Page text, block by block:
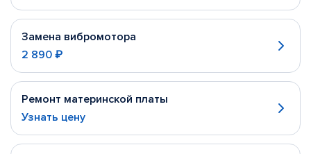
Замена вибромотора
2 890 ₽
Ремонт материнской платы
Узнать цену